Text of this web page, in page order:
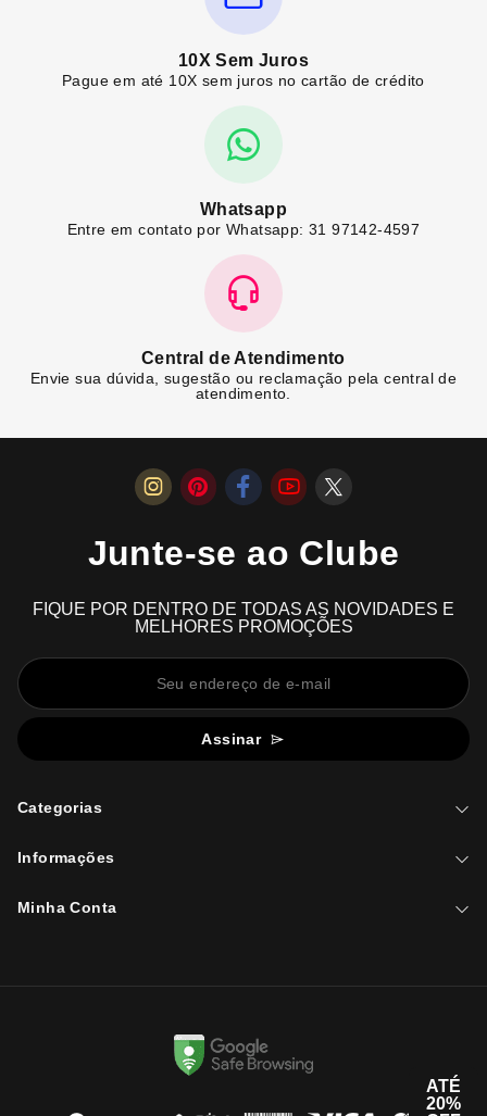
10X Sem Juros
Pague em até 10X sem juros no cartão de crédito
Whatsapp
Entre em contato por Whatsapp: 31 97142-4597
Central de Atendimento
Envie sua dúvida, sugestão ou reclamação pela central de
atendimento.
Junte-se ao Clube
FIQUE POR DENTRO DE TODAS AS NOVIDADES E
MELHORES PROMOÇÕES
Assinar
Categorias
Informações
Minha Conta
ATÉ
20%